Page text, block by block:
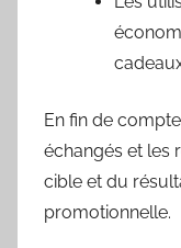
En fin de
échangés et les
cible et du
promotionnelle.